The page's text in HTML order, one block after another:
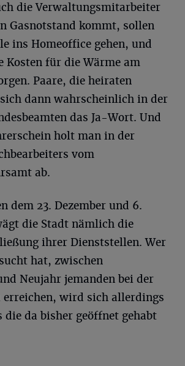
die Verwaltungsmitarbeiter
Gasnotstand kommt, sollen
ins Homeoffice gehen, und
Kosten für die Wärme am
Paare, die heiraten
dann wahrscheinlich in der
das Ja-Wort. Und
holt man in der
vom
ab.
dem 23. Dezember und 6.
die Stadt nämlich die
ihrer Dienststellen. Wer
hat, zwischen
Neujahr jemanden bei der
erreichen, wird sich allerdings
die da bisher geöffnet gehabt